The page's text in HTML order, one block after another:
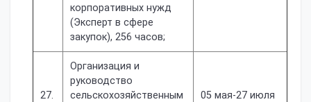
корпоративных нужд
(Эксперт в сфере
закупок), 256 часов;
27.
Организация и
руководство
сельскохозяйственным
05 мая-27 июля